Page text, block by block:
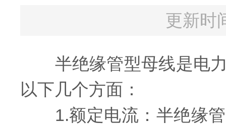
更新时
半绝缘管型母线是电力
以下几个方面：
1.额定电流：半绝缘管